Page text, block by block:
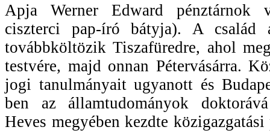
Apja Werner Edward pénztárnok
ciszterci pap-író bátyja). A család
továbbköltözik Tiszafüredre, ahol
testvére, majd onnan Pétervásárra.
jogi tanulmányait ugyanott és
ben az államtudományok
Heves megyében kezdte